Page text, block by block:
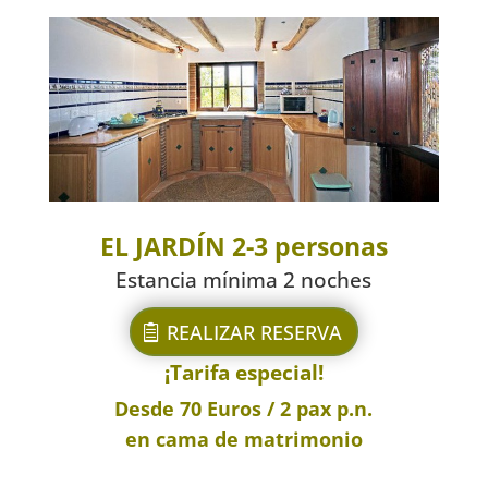
EL JARDÍN 2-3 personas
Estancia mínima 2 noches
REALIZAR RESERVA
¡Tarifa especial!
Desde70 Euros / 2 pax p.n.
en cama de matrimonio